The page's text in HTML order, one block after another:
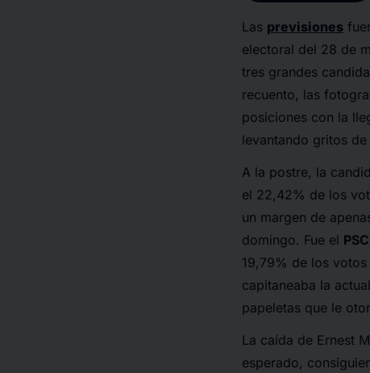
Las previsiones
electoral del 28 de
tres grandes
recuento, las
posiciones con la
levantando gritos
A la postre, la
el 22,42% de los
un margen de
domingo. Fue el PSC
19,79% de los
capitaneaba la
papeletas que le
La caída de Ernest
esperado,